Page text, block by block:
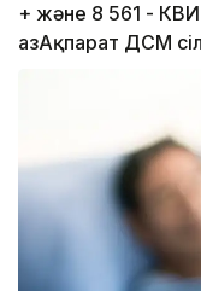
+ және 8 561 -
ҚазАқпарат ДСМ